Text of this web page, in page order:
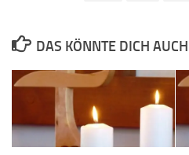
DAS KÖNNTE DICH